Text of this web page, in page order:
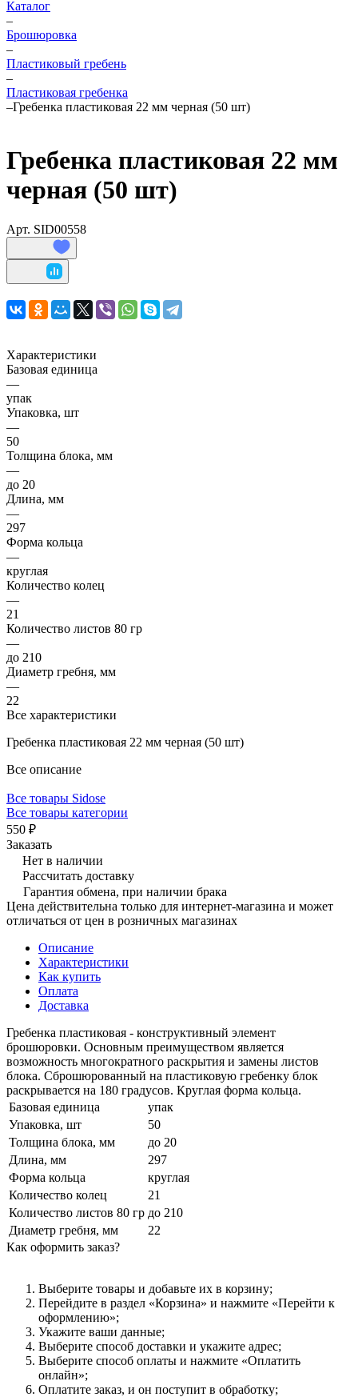
Каталог
–
Брошюровка
–
Пластиковый гребень
–
Пластиковая гребенка
–Гребенка пластиковая 22 мм черная (50 шт)
Гребенка пластиковая 22 мм
черная (50 шт)
Арт. SID00558
Характеристики
Базовая единица
—
упак
Упаковка, шт
—
50
Толщина блока, мм
—
до 20
Длина, мм
—
297
Форма кольца
—
круглая
Количество колец
—
21
Количество листов 80 гр
—
до 210
Диаметр гребня, мм
—
22
Все характеристики
Гребенка пластиковая 22 мм черная (50 шт)
Все описание
Все товары Sidose
Все товары категории
550 ₽
Заказать
Нет в наличии
Рассчитать доставку
Гарантия обмена, при наличии брака
Цена действительна только для интернет-магазина и может
отличаться от цен в розничных магазинах
Описание
Характеристики
Как купить
Оплата
Доставка
Гребенка пластиковая - конструктивный элемент
брошюровки. Основным преимуществом является
возможность многократного раскрытия и замены листов
блока. Сброшюрованный на пластиковую гребенку блок
раскрывается на 180 градусов. Круглая форма кольца.
Базовая единица
упак
Упаковка, шт
50
Толщина блока, мм
до 20
Длина, мм
297
Форма кольца
круглая
Количество колец
21
Количество листов 80 гр до 210
Диаметр гребня, мм
22
Как оформить заказ?
Выберите товары и добавьте их в корзину;
Перейдите в раздел «Корзина» и нажмите «Перейти к
оформлению»;
Укажите ваши данные;
Выберите способ доставки и укажите адрес;
Выберите способ оплаты и нажмите «Оплатить
онлайн»;
Оплатите заказ, и он поступит в обработку;